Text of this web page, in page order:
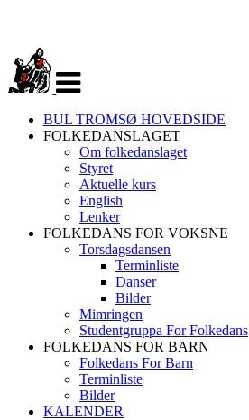
navigasjon
BUL TROMSØ HOVEDSIDE
FOLKEDANSLAGET
Om folkedanslaget
Styret
Aktuelle kurs
English
Lenker
FOLKEDANS FOR VOKSNE
Torsdagsdansen
Terminliste
Danser
Bilder
Mimringen
Studentgruppa For Folkedans
FOLKEDANS FOR BARN
Folkedans For Barn
Terminliste
Bilder
KALENDER